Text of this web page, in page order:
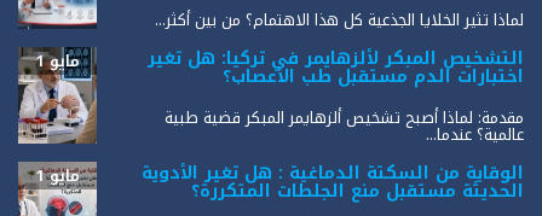
لماذا تثير الخلايا الجذعية كل هذا الاهتمام؟ من بين أكثر...
التشخيص المبكر لألزهايمر في تركيا: هل تغير
اختبارات الدم مستقبل طب الأعصاب؟
مايو 1
مقدمة: لماذا أصبح تشخيص ألزهايمر المبكر قضية طبية
عالمية؟ عندما...
الوقاية من السكتة الدماغية : هل تغير الأدوية
الحديثة مستقبل منع الجلطات المتكررة؟
مايو 1